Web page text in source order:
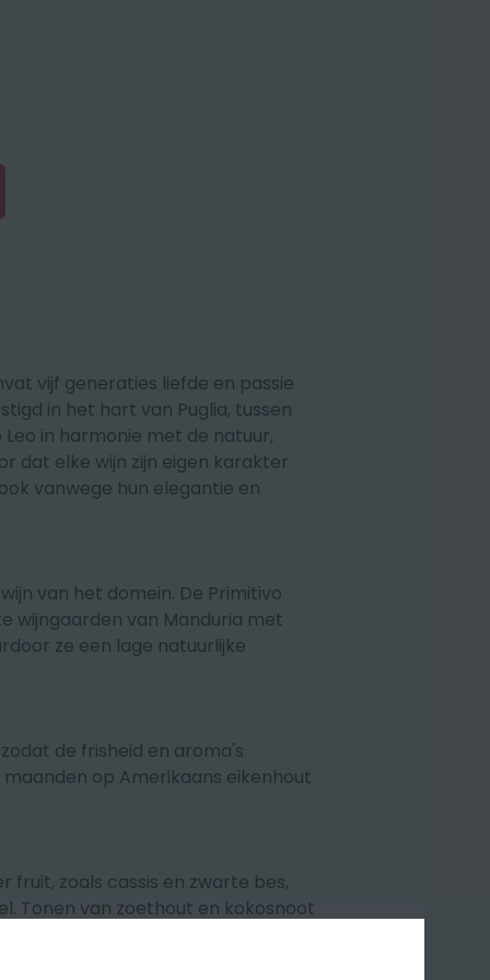
vijf generaties liefde en passie
in het hart van Puglia, tussen
in harmonie met de natuur,
dat elke wijn zijn eigen karakter
vanwege hun elegantie en
van het domein. De Primitivo
wijngaarden van Manduria met
ze een lage natuurlijke
de frisheid en aroma's
op Amerikaans eikenhout
fruit, zoals cassis en zwarte bes,
Tonen van zoethout en kokosnoot